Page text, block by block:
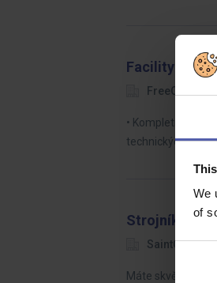
We
of
Facility
FreeCon
• Kompletní
technických
SaintGobain
Máte skvělou